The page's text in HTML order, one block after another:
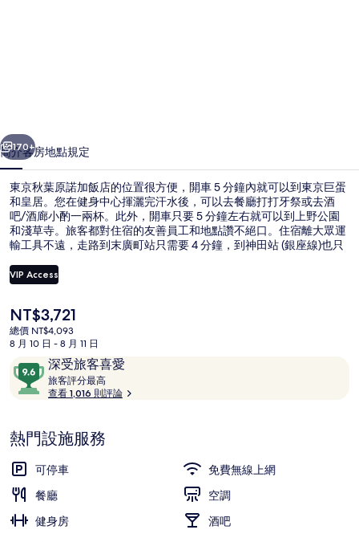
飯
店
的
相
片
集
個 下一個
170+
簡介客房地點規定
東京秋葉原諾加飯店的位置很方便，開車 5 分鐘內就可以到東京巨蛋
和皇居。您在健身中心揮灑完汗水後，可以去餐廳打打牙祭或去酒
吧/酒廊小酌一兩杯。此外，開車只要 5 分鐘左右就可以到上野公園
和淺草寺。旅客都對住宿的友善員工和地點讚不絕口。住宿離大眾運
輸工具不遠，走路到末廣町站只需要 4 分鐘，到神田站 (銀座線)也只
VIP Access
目
前
的
格
是
NT$3,721
NT$3,721
總價 NT$4,093
8 月 10 日 - 8 月 11 日
評
論
深受旅客喜愛
9.6
分，
滿
10，
深
受
旅
客
喜
旅客評分最高
客
查看 1,016 則評論
熱門設施服務
可停車
免費無線上網
餐廳
空調
健身房
酒吧